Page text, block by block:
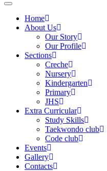
Home
About Us
Our Story
Our Profile
Sections
Creche
Nursery
Kindergarten
Primary
JHS
Extra Curricular
Study Skills
Taekwondo club
Code club
Events
Gallery
Contacts